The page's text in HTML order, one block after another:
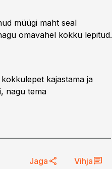
müügi maht seal
omavahel kokku lepitud.
kajastama ja
nagu tema
Jaga Vihja